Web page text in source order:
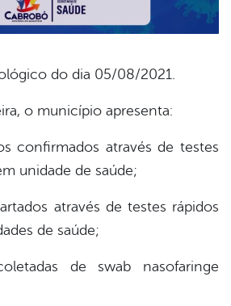
do dia 05/08/2021.
o município apresenta:
confirmados através de testes
unidade de saúde;
através de testes rápidos
de saúde;
de swab nasofaringe